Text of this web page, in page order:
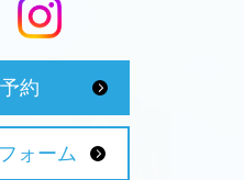
約
ォーム